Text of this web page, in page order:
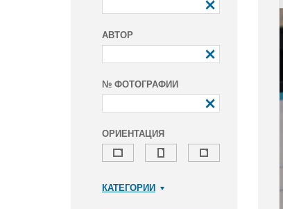
АВТОР
№ ФОТОГРАФИИ
ОРИЕНТАЦИЯ
КАТЕГОРИИ